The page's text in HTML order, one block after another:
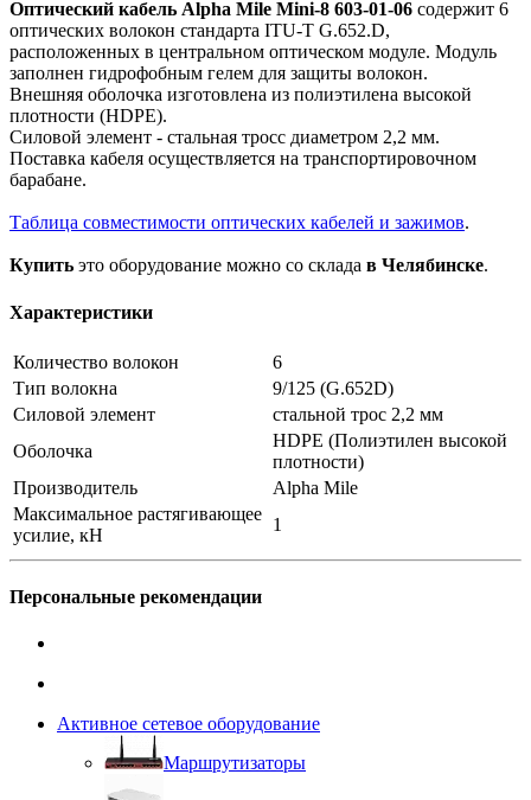
Оптический кабель Alpha Mile Mini-8 603-01-06 содержит 6
оптических волокон стандарта ITU-T G.652.D,
расположенных в центральном оптическом модуле. Модуль
заполнен гидрофобным гелем для защиты волокон.
Внешняя оболочка изготовлена из полиэтилена высокой
плотности (HDPE).
Силовой элемент - стальная тросс диаметром 2,2 мм.
Поставка кабеля осуществляется на транспортировочном
барабане.
Таблица совместимости оптических кабелей и зажимов.
Купить это оборудование можно со склада в Челябинске.
Характеристики
Количество волокон
6
Тип волокна
9/125 (G.652D)
Силовой элемент
стальной трос 2,2 мм
Оболочка
HDPE (Полиэтилен высокой
плотности)
Производитель
Alpha Mile
Максимальное растягивающее
усилие, кН
1
Персональные рекомендации
Активное сетевое оборудование
Маршрутизаторы